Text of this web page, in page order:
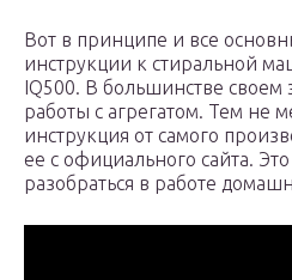
Вот в принципе и все
инструкции к стиральной
IQ500. В большинстве своем
работы с агрегатом. Тем не
инструкция от самого
ее с официального сайта.
разобраться в работе